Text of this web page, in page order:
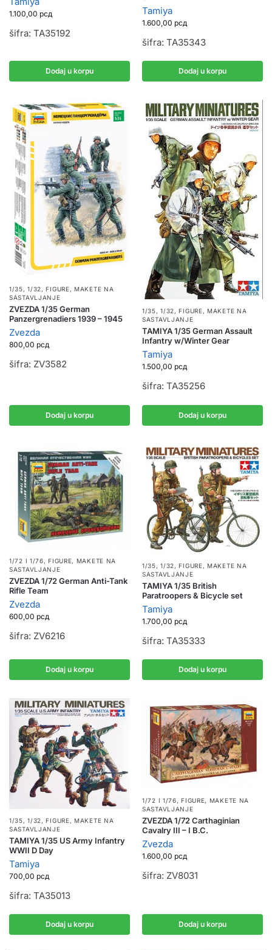
1.100,00 рсд
šifra: TA35192
Dodaj u korpu
Tamiya
1.600,00 рсд
šifra: TA35343
Dodaj u korpu
1/35, 1/32, FIGURE, MAKETE NA
SASTAVLJANJE
ZVEZDA 1/35 German
Panzergrenadiers 1939 – 1945
Zvezda
800,00 рсд
šifra: ZV3582
Dodaj u korpu
1/35, 1/32,FIGURE,MAKETE NA
SASTAVLJANJE
TAMIYA 1/35 German Assault
Infantry w/Winter Gear
Tamiya
1.500,00 рсд
šifra: TA35256
Dodaj u korpu
1/72 I 1/76,FIGURE, MAKETE NA
SASTAVLJANJE
ZVEZDA 1/72 German Anti-Tank
Rifle Team
Zvezda
600,00 рсд
šifra: ZV6216
Dodaj u korpu
1/35, 1/32,FIGURE,MAKETE NA
SASTAVLJANJE
TAMIYA 1/35 British
Paratroopers & Bicycle set
Tamiya
1.700,00 рсд
šifra: TA35333
Dodaj u korpu
1/35, 1/32,FIGURE,MAKETE NA
SASTAVLJANJE
TAMIYA 1/35 US Army Infantry
WWII D Day
Tamiya
700,00 рсд
šifra: TA35013
Dodaj u korpu
1/72 I 1/76,FIGURE, MAKETE NA
SASTAVLJANJE
ZVEZDA 1/72 Carthaginian
Cavalry III – I B.C.
Zvezda
1.600,00 рсд
šifra: ZV8031
Dodaj u korpu